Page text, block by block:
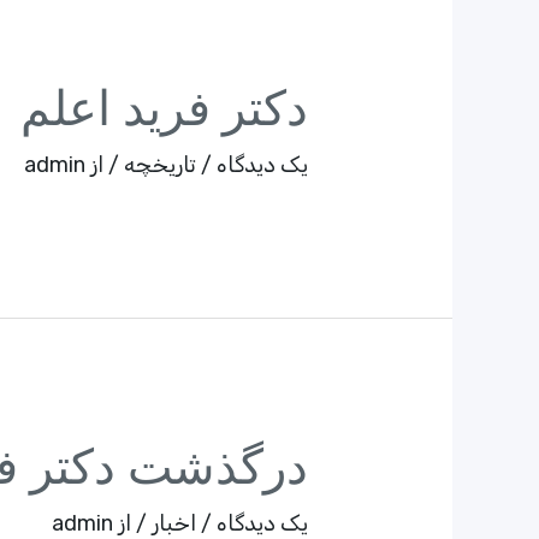
دکتر فرید اعلم
یک دیدگاه /تاریخچه / از admin
درگذشت دکتر
یک دیدگاه / اخبار / از admin